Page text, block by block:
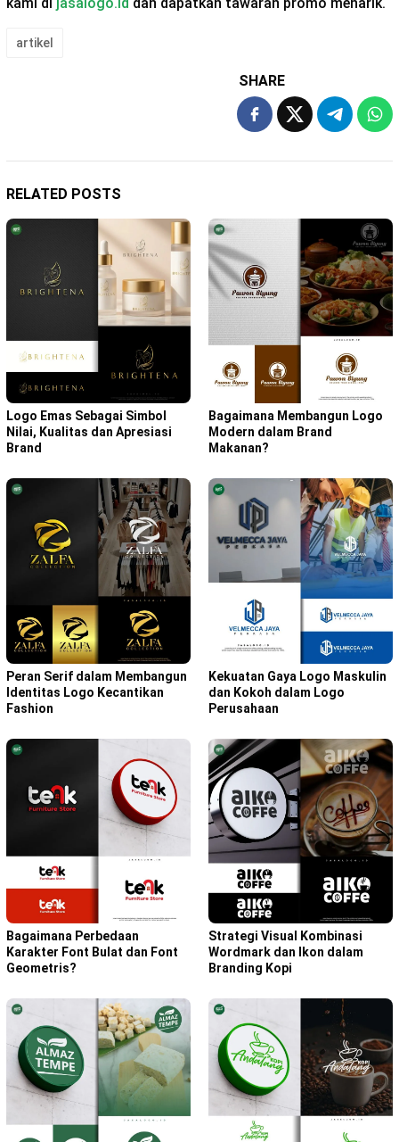
artikel
SHARE
RELATED POSTS
Logo Emas Sebagai Simbol
Nilai, Kualitas dan Apresiasi
Brand
Bagaimana Membangun Logo
Modern dalam Brand
Makanan?
Peran Serif dalam Membangun
Identitas Logo Kecantikan
Fashion
Kekuatan Gaya Logo Maskulin
dan Kokoh dalam Logo
Perusahaan
Bagaimana Perbedaan
Karakter Font Bulat dan Font
Geometris?
Strategi Visual Kombinasi
Wordmark dan Ikon dalam
Branding Kopi